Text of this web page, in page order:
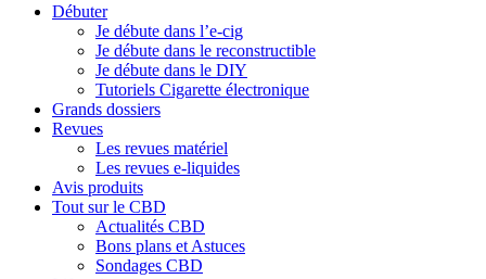
Débuter
Je débute dans l’e-cig
Je débute dans le reconstructible
Je débute dans le DIY
Tutoriels Cigarette électronique
Grands dossiers
Revues
Les revues matériel
Les revues e-liquides
Avis produits
Tout sur le CBD
Actualités CBD
Bons plans et Astuces
Sondages CBD